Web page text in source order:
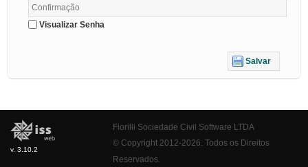
Visualizar Senha
Salvar
v. 3.10.2
Fiorilli Sociedade Civil Software LTDA
© Copyright 2012-2026. Todos os Direitos
Reservados.